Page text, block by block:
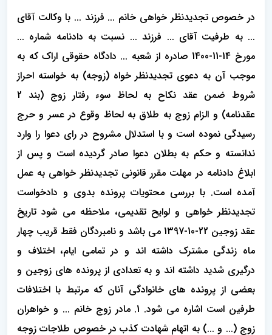
در خصوص تجدیدنظر خواهی خانم ... فرزند ... با وکالت آقای
... به طرفیت آقای ... فرزند ... نسبت به دادنامه شماره ...
مورخ 14-11-1400 صادره از شعبه ... دادگاه حقوقی اراک که به
موجب آن به دعوی تجدیدنظر خواه (زوجه) به خواسته احراز
شروط ضمن عقد نکاح به لحاظ سوء رفتار زوج (بند 2
عقدنامه) و الزام زوج به طلاق به لحاظ وقوع در عسر و حرج
رسیدگی نموده است و با استدلال مشروح در رای دعوا را وارد
ندانسته و حکم به بطلان دعوا صادر گردیده است و پس از
ابلاغ دادنامه در مهلت مقرر قانونی تجدیدنظر خواهی به عمل
آمده است. با بررسی محتویات پرونده بدوی و دادخواست
تجدیدنظر خواهی و لوایح تقدیمی، ملاحظه می شود تاریخ
عقد زوجین 22-10-1397 می باشد و نامبردگان فقط قریب چهار
ماه زندگی مشترک داشته اند و در تمامی ایام، اختلاف و
درگیری شدید داشته اند و به تعدادی از پرونده های زوجین و
بعضی از پرونده های خانوادگی آنان که مرتبط با اختلافات
طرفین است اشاره می شود. 1. مادر زوج خانم ... و خواهران
زوج (... و ...) به اتهام شهادت کذب در خصوص طلاجات زوجه